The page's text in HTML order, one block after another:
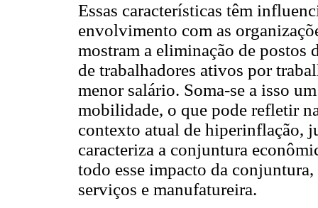
Essas características têm
envolvimento com as
mostram a eliminação de postos
de trabalhadores ativos por
menor salário. Soma-se a isso
mobilidade, o que pode refletir
contexto atual de hiperinflação,
caracteriza a conjuntura
todo esse impacto da
serviços e manufatureira.